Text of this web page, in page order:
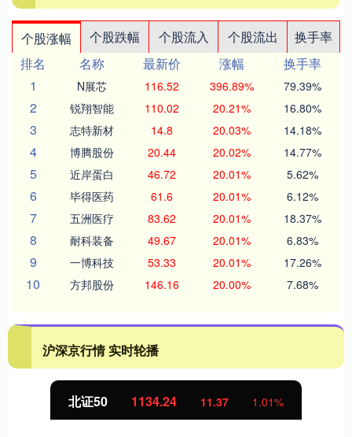
个股涨幅 个股跌幅 个股流入 个股流出
换手率
排名
名称 最新价 涨幅
换手率
1
N展芯 116.52 396.89% 79.39%
2 锐翔智能 110.02 20.21% 16.80%
3 志特新材 14.8 20.03% 14.18%
4 博腾股份 20.44 20.02% 14.77%
5 近岸蛋白 46.72 20.01% 5.62%
6 毕得医药 61.6 20.01% 6.12%
7 五洲医疗 83.62 20.01% 18.37%
8 耐科装备 49.67 20.01% 6.83%
9 一博科技 53.33 20.01% 17.26%
10 方邦股份 146.16 20.00% 7.68%
沪深京行情 实时轮播
北证50 1134.24 11.37 1.01%